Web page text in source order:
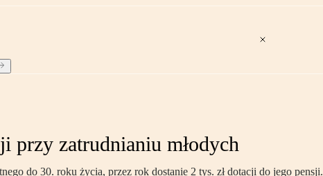
przy zatrudnianiu młodych
do 30. roku życia, przez rok dostanie 2 tys. zł dotacji do jego pensji.